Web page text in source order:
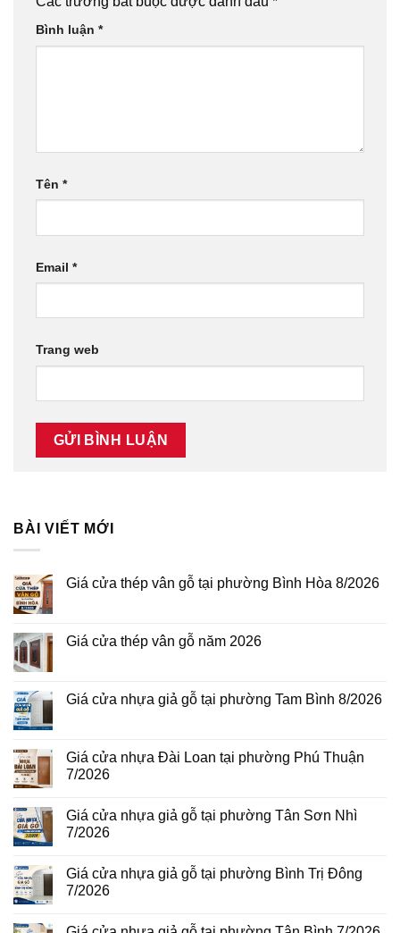
Bình luận *
Tên *
Email *
Trang web
BÀI VIẾT MỚI
Giá cửa thép vân gỗ tại phường Bình Hòa 8/2026
luận
ở
vân
gỗ
Hòa
8/2026
Giá cửa thép vân gỗ năm 2026
luận
ở
vân
gỗ
năm
Giá cửa nhựa giả gỗ tại phường Tam Bình 8/2026
luận
ở
Giá
giả
gỗ
tại
Bình
8/2026
Giá cửa nhựa Đài Loan tại phường Phú Thuận
7/2026
bình
luận
ở
nhựa
Đài
Loan
Giá cửa nhựa giả gỗ tại phường Tân Sơn Nhì
7/2026
bình
luận
ở
Giá cửa nhựa giả gỗ tại phường Bình Trị Đông
7/2026